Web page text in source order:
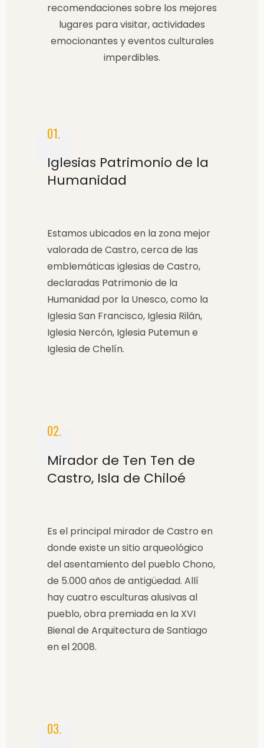
recomendaciones sobre los mejores
lugares para visitar, actividades
emocionantes y eventos culturales
imperdibles.
01.
Iglesias Patrimonio de la
Humanidad
Estamos ubicados en la zona mejor
valorada de Castro, cerca de las
emblemáticas iglesias de Castro,
declaradas Patrimonio de la
Humanidad por la Unesco, como la
Iglesia San Francisco, Iglesia Rilán,
Iglesia Nercón, Iglesia Putemun e
Iglesia de Chelín.
02.
Mirador de Ten Ten de
Castro, Isla de Chiloé
Es el principal mirador de Castro en
donde existe un sitio arqueológico
del asentamiento del pueblo Chono,
de 5.000 años de antigüedad. Allí
hay cuatro esculturas alusivas al
pueblo, obra premiada en la XVI
Bienal de Arquitectura de Santiago
en el 2008.
03.